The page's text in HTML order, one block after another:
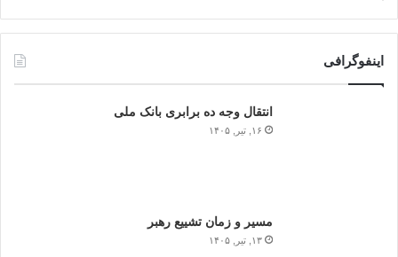
اینفوگرافی
انتقال وجه ده برابری بانک ملی
۱۶, تیر, ۱۴۰۵
مسیر و زمان تشییع رهبر
۱۳, تیر, ۱۴۰۵